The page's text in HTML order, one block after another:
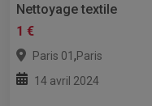
Nettoyage textile
1 €
Paris 01 ,Paris
14 avril 2024